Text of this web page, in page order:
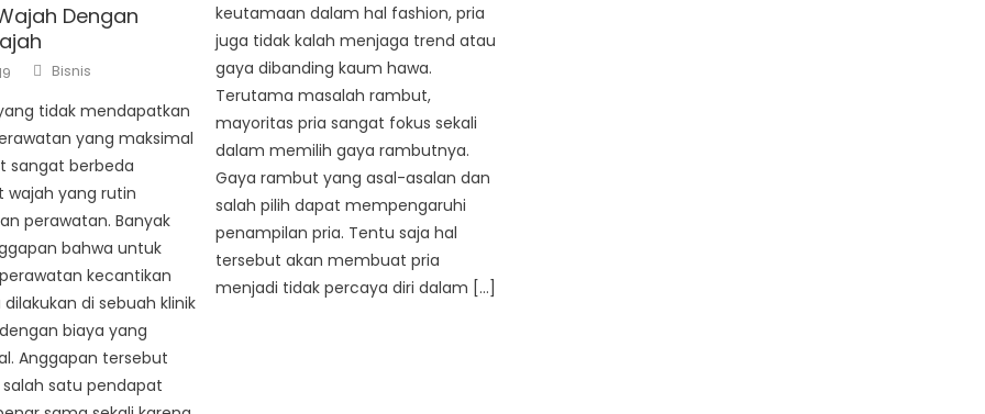
Dengan
Author
Bisnis
tidak mendapatkan
yang maksimal
sangat berbeda
wajah yang rutin
perawatan. Banyak
bahwa untuk
kecantikan
di sebuah klinik
biaya yang
Anggapan tersebut
satu pendapat
keutamaan dalam hal fashion, pria
juga tidak kalah menjaga trend atau
gaya dibanding kaum hawa.
Terutama masalah rambut,
mayoritas pria sangat fokus sekali
dalam memilih gaya rambutnya.
Gaya rambut yang asal-asalan dan
salah pilih dapat mempengaruhi
penampilan pria. Tentu saja hal
tersebut akan membuat pria
menjadi tidak percaya diri dalam […]